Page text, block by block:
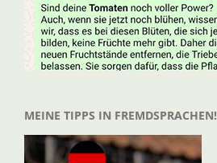
MEINE TIPPS IN FREMDSPRACHEN!